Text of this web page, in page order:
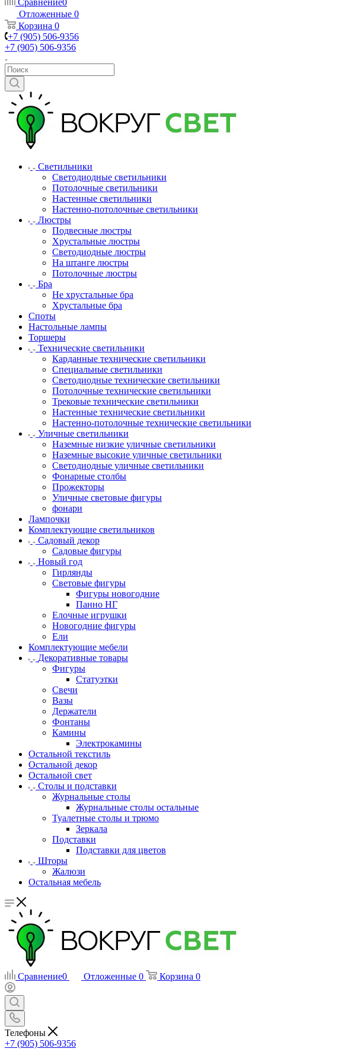
Сравнение0
Отложенные 0
Корзина 0
+7 (905) 506-9356
+7 (905) 506-9356
Светильники
Светодиодные светильники
Потолочные светильники
Настенные светильники
Настенно-потолочные светильники
Люстры
Подвесные люстры
Хрустальные люстры
Светодиодные люстры
На штанге люстры
Потолочные люстры
Бра
Не хрустальные бра
Хрустальные бра
Споты
Настольные лампы
Торшеры
Технические светильники
Карданные технические светильники
Специальные светильники
Светодиодные технические светильники
Потолочные технические светильники
Трековые технические светильники
Настенные технические светильники
Настенно-потолочные технические светильники
Уличные светильники
Наземные низкие уличные светильники
Наземные высокие уличные светильники
Светодиодные уличные светильники
Фонарные столбы
Прожекторы
Уличные световые фигуры
фонари
Лампочки
Комплектующие светильников
Садовый декор
Садовые фигуры
Новый год
Гирлянды
Световые фигуры
Фигуры новогодние
Панно НГ
Елочные игрушки
Новогодние фигуры
Ели
Комплектующие мебели
Декоративные товары
Фигуры
Статуэтки
Свечи
Вазы
Держатели
Фонтаны
Камины
Электрокамины
Остальной текстиль
Остальной декор
Остальной свет
Столы и подставки
Журнальные столы
Журнальные столы остальные
Туалетные столы и трюмо
Зеркала
Подставки
Подставки для цветов
Шторы
Жалюзи
Остальная мебель
Сравнение0 Отложенные 0 Корзина 0
Телефоны
+7 (905) 506-9356